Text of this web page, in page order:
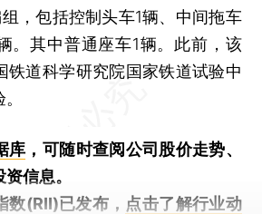
，包括控制头车1辆、中间拖车
。其中普通座车1辆。此前，该
铁道科学研究院国家铁道试验中
库 ，可随时查阅公司股价走势、
信息。
数(RII)已发布， 点击了解行业动